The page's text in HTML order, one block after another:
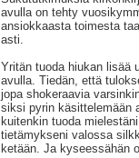
avulla on tehty
ansiokkaasta toimesta
asti.
Yritän tuoda hiukan lisää
avulla. Tiedän, että
jopa shokeraavia
siksi pyrin käsittelemään
kuitenkin tuoda
tietämykseni valossa
ketään. Ja kyseessähän